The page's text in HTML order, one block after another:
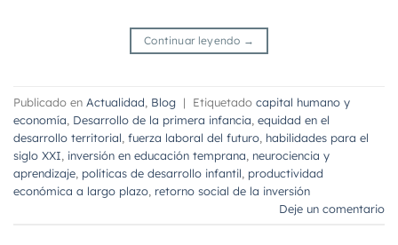
Continuar leyendo →
Publicado en Actualidad Blog | Etiquetado capital humano y
economía Desarrollo de la primera infancia equidad en el
desarrollo territorial fuerza laboral del futuro habilidades para el
siglo XXI inversión en educación temprana neurociencia y
aprendizaje políticas de desarrollo infantil productividad
económica a largo plazo retorno social de la inversión
Deje un comentario